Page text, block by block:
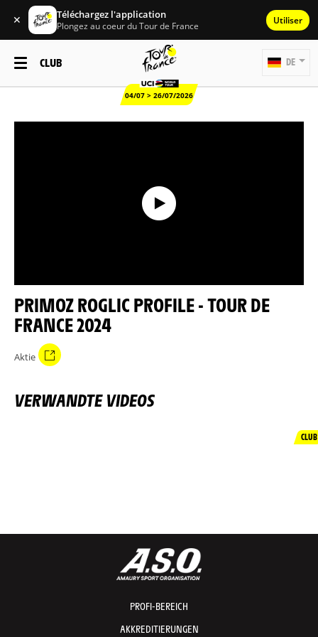
✕ Téléchargez l'application
Plongez au coeur du Tour de France Utiliser
CLUB
04/07 > 26/07/2026
DE
PRIMOZ ROGLIC PROFILE - TOUR DE
FRANCE 2024
Aktie
VERWANDTE VIDEOS
CLUB
PROFI-BEREICH
AKKREDITIERUNGEN